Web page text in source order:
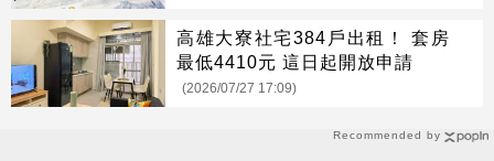
Recommended by
高雄大寮社宅384戶出租！ 套房
最低4410元 這日起開放申請
(2026/07/27 17:09)